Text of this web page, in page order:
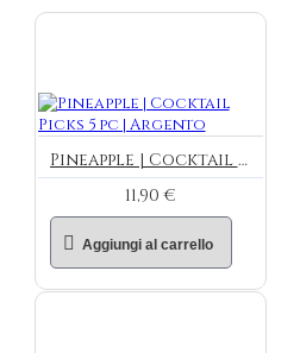
Pineapple | Cocktail Picks 5 pc | Argento
11,90 €
Aggiungi al carrello